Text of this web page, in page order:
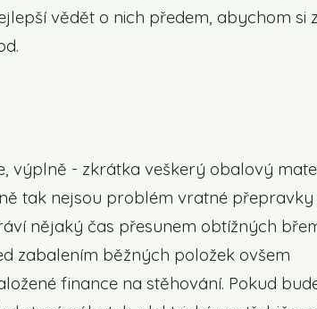
vědět o nich předem, abychom si
výplně - zkrátka veškerý obalový
tak nejsou problém vratné
nějaký čas přesunem obtížných
zabalením běžných položek ovšem
finance na stěhování. Pokud